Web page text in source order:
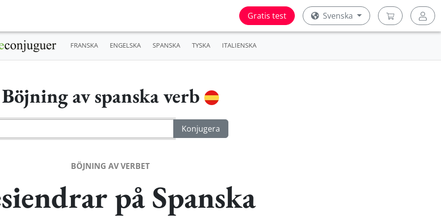
Gratis test Svenska
FRANSKA ENGELSKA SPANSKA TYSKA ITALIENSKA
Böjning av spanska verb
BÖJNING AV VERBET
på Spanska